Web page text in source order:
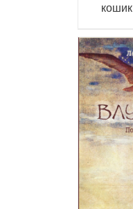
кошик